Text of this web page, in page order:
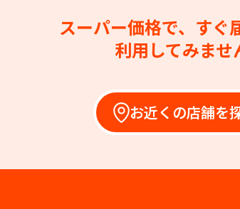
スーパー価格で、すぐ
利用してみませ
お近くの店舗を